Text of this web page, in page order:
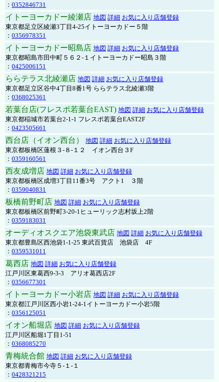
： 0352846731
イトーヨーカドー綾瀬店 地図 詳細 お気に入り店舗登録
東京都足立区綾瀬3丁目4-25イトーヨーカドー５階
： 0356978351
イトーヨーカドー昭島店 地図 詳細 お気に入り店舗登録
東京都昭島市田中町５６２-１イトーヨーカドー昭島３階
： 0425006151
ららテラス北綾瀬店 地図 詳細 お気に入り店舗登録
東京都足立区谷中4丁目8番1号 ららテラス北綾瀬3階
： 0368025361
若葉台店(フレスポ若葉台EAST) 地図 詳細 お気に入り店舗登録
東京都稲城市若葉台2-1-1 フレスポ若葉台EAST2F
： 0423505661
西台店（イオン西台） 地図 詳細 お気に入り店舗登録
東京都板橋区蓮根３-８-１２ イオン西台３F
： 0359160561
西友成増店 地図 詳細 お気に入り店舗登録
東京都板橋区成増3丁目11番3号 アクト1 ３階
： 0359040831
板橋前野町店 地図 詳細 お気に入り店舗登録
東京都板橋区前野町3-20-1ヒューリック志村坂上2階
： 0359183031
オーディオスクエア池袋東武店 地図 詳細 お気に入り店舗登録
東京都豊島区西池袋1-1-25 東武百貨店 池袋店 4F
： 0359531011
葛西店 地図 詳細 お気に入り店舗登録
江戸川区東葛西9-3-3 アリオ葛西店2F
： 0356677301
イトーヨーカドー小岩店 地図 詳細 お気に入り店舗登録
東京都江戸川区西小岩1-24-1イトーヨーカドー小岩5階
： 0356125051
イオン船堀店 地図 詳細 お気に入り店舗登録
江戸川区船堀1丁目1-51
： 0368085270
青梅統合館 地図 詳細 お気に入り店舗登録
東京都青梅市今寺５-１-１
： 0428321215